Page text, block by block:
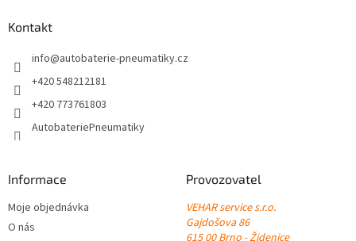
Kontakt
info@autobaterie-pneumatiky.cz
+420 548212181
+420 773761803
AutobateriePneumatiky
Informace
Moje objednávka
O nás
Provozovatel
VEHAR service s.r.o.
Gajdošova 86